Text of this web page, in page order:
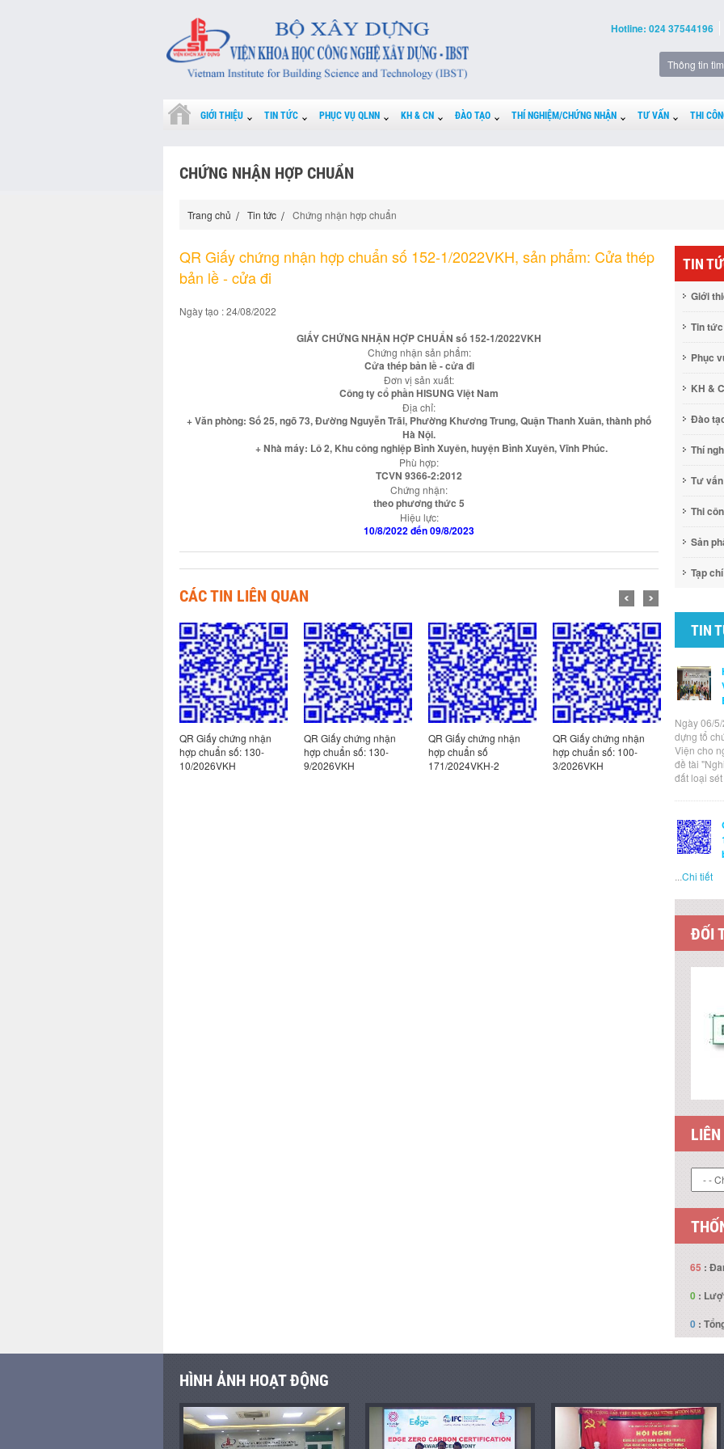
Hotline: 024 37544196
GIỚI THIỆU TIN TỨC PHỤC VỤ QLNN KH & CN ĐÀO TẠO THÍ NGHIỆM/CHỨNG NHẬN TƯ VẤN THI
CHỨNG NHẬN HỢP CHUẨN
Trang chủ Tin tức Chứng nhận hợp chuẩn
QR Giấy chứng nhận hợp chuẩn số 152-1/2022VKH, sản phẩm: Cửa thép
bản lề - cửa đi
Ngày tạo : 24/08/2022
GIẤY CHỨNG NHẬN HỢP CHUẨN số 152-1/2022VKH
Chứng nhận sản phẩm:
Cửa thép bản lề - cửa đi
Đơn vị sản xuất:
Công ty cổ phần HISUNG Việt Nam
Địa chỉ:
+ Văn phòng: Số 25, ngõ 73, Đường Nguyễn Trãi, Phường Khương Trung, Quận Thanh Xuân, thành phố
Hà Nội.
+ Nhà máy: Lô 2, Khu công nghiệp Bình Xuyên, huyện Bình Xuyên, Vĩnh Phúc.
Phù hợp:
TCVN 9366-2:2012
Chứng nhận:
theo phương thức 5
Hiệu lực:
10/8/2022 đến 09/8/2023
CÁC TIN LIÊN QUAN
QR Giấy chứng nhận
hợp chuẩn số: 130-
9/2026VKH
QR Giấy chứng nhận
hợp chuẩn số
171/2024VKH-2
QR Giấy chứng nhận
hợp chuẩn số: 100-
3/2026VKH
QR Giấy chứng nhận
hợp chuẩn số: 100-
2/2026VKH
QR
hợp
1/
TIN
Giới
Tin tức
Phục
KH &
Đào
Thí
Tư vấn
Thi
Sản
Tạp chí
TIN
Ngày 06/
dựng tổ
Viện cho
đề tài
đất loại
...Chi tiết
ĐỐI
65 :
0 :
0 :
HÌNH ẢNH HOẠT ĐỘNG